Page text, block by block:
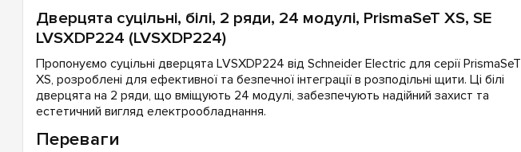
Дверцята суцільні, білі, 2 ряди, 24 модулі, PrismaSeT XS, SE
LVSXDP224 (LVSXDP224)
Пропонуємо суцільні дверцята LVSXDP224 від Schneider Electric для серії PrismaSeT
XS, розроблені для ефективної та безпечної інтеграції в розподільні щити. Ці білі
дверцята на 2 ряди, що вміщують 24 модулі, забезпечують надійний захист та
естетичний вигляд електрообладнання.
Переваги